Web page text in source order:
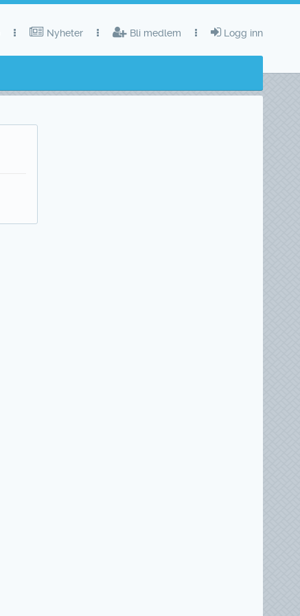
Logg inn
Bli medlem
Nyheter